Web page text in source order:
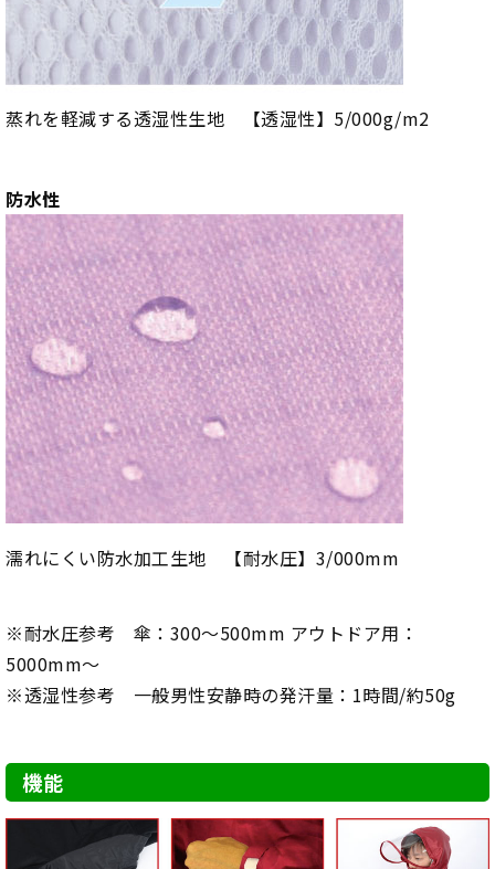
蒸れを軽減する透湿性生地 【透湿性】5/000g/m2
防水性
濡れにくい防水加工生地 【耐水圧】3/000mm
※耐水圧参考 傘：300～500mm アウトドア用：
5000mm～
※透湿性参考 一般男性安静時の発汗量：1時間/約50g
機能